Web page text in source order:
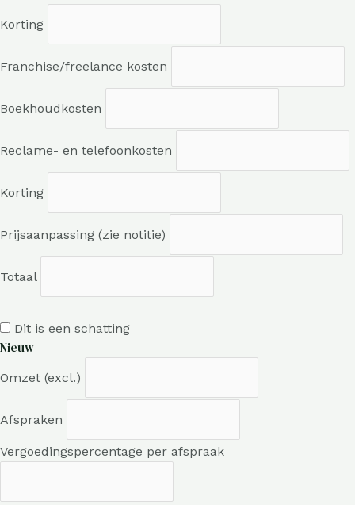
Korting
Franchise/freelance kosten
Boekhoudkosten
Reclame- en telefoonkosten
Korting
Prijsaanpassing (zie notitie)
Totaal
Dit is een schatting
Nieuw
Omzet (excl.)
Afspraken
Vergoedingspercentage per afspraak